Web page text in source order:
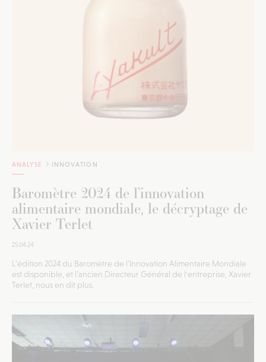
ANALYSE INNOVATION
Baromètre 2024 de l’innovation
alimentaire mondiale, le décryptage de
Xavier Terlet
25.04.24
L’édition 2024 du Baromètre de l’Innovation Alimentaire Mondiale
est disponible, et l’ancien Directeur Général de l'entreprise, Xavier
Terlet, nous en dit plus.